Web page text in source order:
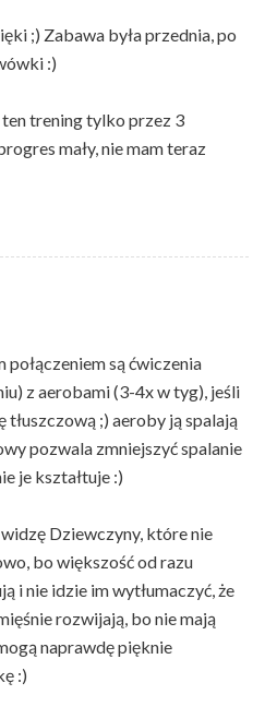
;) Zabawa była przednia, po
:)
trening tylko przez 3
mały, nie mam teraz
połączeniem są ćwiczenia
z aerobami (3-4x w tyg), jeśli
tłuszczową ;) aeroby ją spalają
pozwala zmniejszyć spalanie
je kształtuje :)
Dziewczyny, które nie
bo większość od razu
i nie idzie im wytłumaczyć, że
rozwijają, bo nie mają
naprawdę pięknie
:)